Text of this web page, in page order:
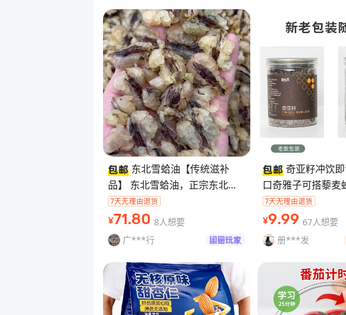
东北雪蛤油【传统滋补
品】 东北雪蛤油，正宗东北林
蛙油，百分百纯货，没有掺杂朝
鲜油和地油，泡发率60倍以
上，需放冰箱冷冻保
¥71 .80 8人想要
广***行
奇亚籽冲饮
口奇雅子可搭藜麦
腹代餐 【温馨提示】
【质量保障】：本店
¥9.99 67人想要
册***发